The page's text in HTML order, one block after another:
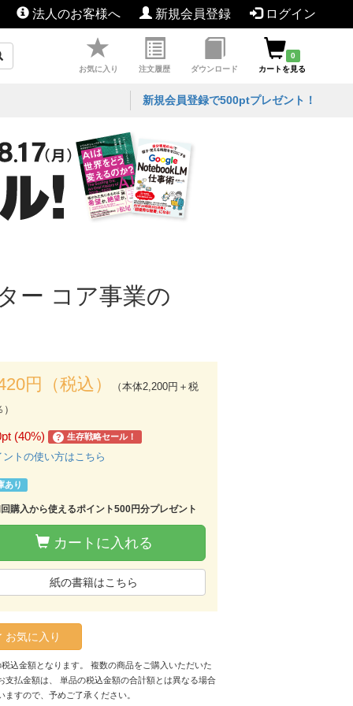
法人のお客様へ 新規会員登録 ログイン
お気に入り 注文履歴 ダウンロード
0
カートを見る
新規会員登録で500ptプレゼント！
ー コア事業の
円（税込）
（本体2,200円＋税
(40%) ? 生存戦略セール！
ントの使い方はこちら
あり
購入から使えるポイント500円分プレゼント
カートに入れる
紙の書籍はこちら
お気に入り
込金額となります。 複数の商品をご購入いただいた
支払金額は、 単品の税込金額の合計額とは異なる場合
ますので、予めご了承ください。